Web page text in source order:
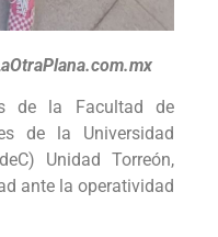
de la Facultad de
de la Universidad
Unidad Torreón,
ante la operatividad